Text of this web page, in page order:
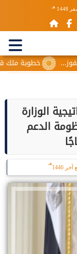
هـ
خطوبة ملك قورة
الوزارة
الدعم
هـ